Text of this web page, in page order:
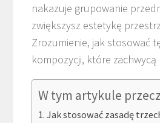
nakazuje grupowanie
zwiększysz estetykę
Zrozumienie, jak stosować
kompozycji, które zachwycą
W tym artykule
Jak stosować zasadę